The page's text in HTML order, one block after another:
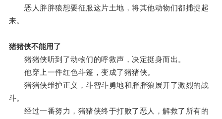
恶人胖胖狼想要征服这片土地，将其他动物们都捕捉起
来。
猪猪侠不能用了
猪猪侠听到了动物们的呼救声，决定挺身而出。
他穿上一件红色斗篷，变成了猪猪侠。
猪猪侠维护正义，斗智斗勇地和胖胖狼展开了激烈的战
斗。
经过一番努力，猪猪侠终于打败了恶人，解救了所有的